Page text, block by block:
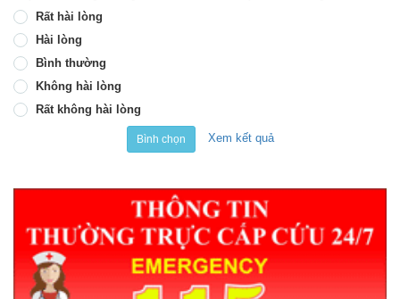
Rất hài lòng
Hài lòng
Bình thường
Không hài lòng
Rất không hài lòng
Bình chọn Xem kết quả